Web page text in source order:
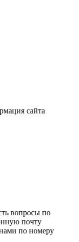
сайта
вопросы по
почту
по номеру